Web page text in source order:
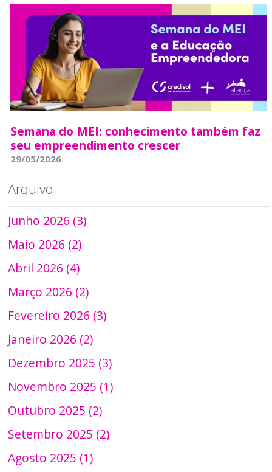
Semana do MEI: conhecimento também faz
seu empreendimento crescer
29/05/2026
Arquivo
Junho 2026 (3)
Maio 2026 (2)
Abril 2026 (4)
Março 2026 (2)
Fevereiro 2026 (3)
Janeiro 2026 (2)
Dezembro 2025 (3)
Novembro 2025 (1)
Outubro 2025 (2)
Setembro 2025 (2)
Agosto 2025 (1)